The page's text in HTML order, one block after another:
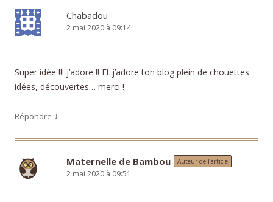
Chabadou
2 mai 2020 à 09:14
Super idée !!! j’adore !! Et j’adore ton blog plein de chouettes
idées, découvertes… merci !
Répondre ↓
Maternelle de Bambou Auteur de l’article
2 mai 2020 à 09:51